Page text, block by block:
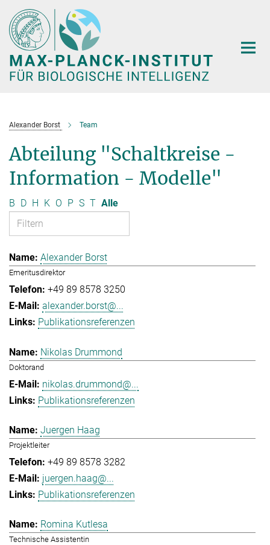
Hauptinhalt
Alexander Borst Team
Abteilung "Schaltkreise -
Information - Modelle"
B D H K O P S T Alle
Alexander Borst
Emeritusdirektor
+49 89 8578 3250
alexander.borst@...
Publikationsreferenzen
Nikolas Drummond
Doktorand
nikolas.drummond@...
Publikationsreferenzen
Juergen Haag
Projektleiter
+49 89 8578 3282
juergen.haag@...
Publikationsreferenzen
Romina Kutlesa
Technische Assistentin